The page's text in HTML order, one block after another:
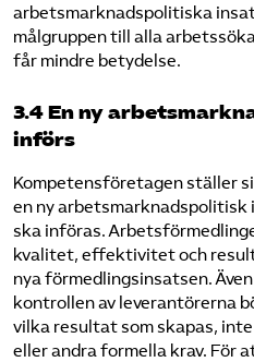
arbetsmarknadspolitiska
målgruppen till alla
får mindre betydelse.
3.4 En ny
införs
Kompetensföretagen ställer
en ny
ska införas.
kvalitet, effektivitet och
nya förmedlingsinsatsen.
kontrollen av leverantörerna
vilka resultat som skapas,
eller andra formella krav. För